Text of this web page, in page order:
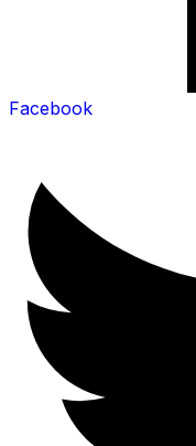
Facebook